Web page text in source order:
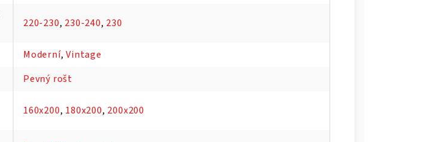
220-230, 230-240, 230
Moderní,Vintage
Pevný rošt
160x200, 180x200, 200x200